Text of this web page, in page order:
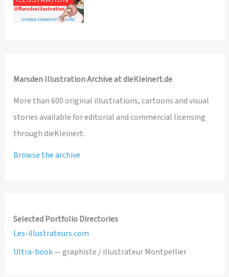
Marsden Illustration Archive at dieKleinert.de
More than 600 original illustrations, cartoons and visual
stories available for editorial and commercial licensing
through dieKleinert.
Browse the archive
Selected Portfolio Directories
Les-illustrateurs.com
Ultra-book— graphiste / illustrateur Montpellier